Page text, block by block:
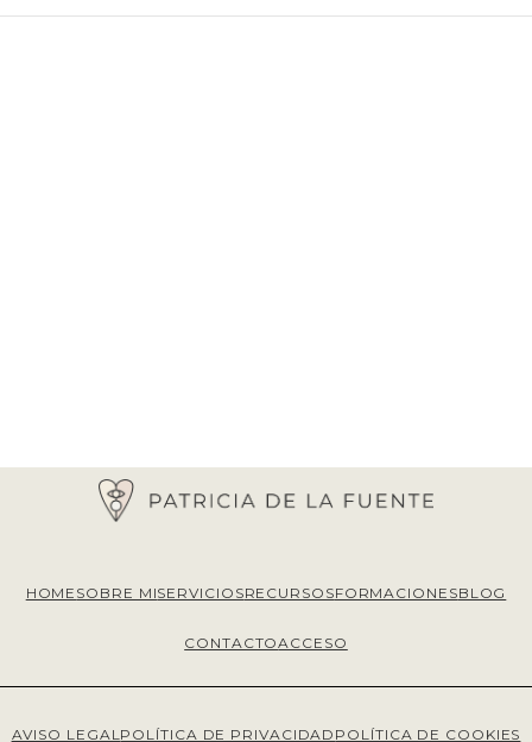
HOME SOBRE MISERVICIOSRECURSOSFORMACIONESBLOG
CONTACTOACCESO
AVISO LEGALPOLÍTICA DE PRIVACIDAD POLÍTICA DE COOKIES